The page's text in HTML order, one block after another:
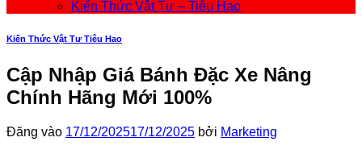
Kiến Thức Vật Tư – Tiêu Hao
Kiến Thức Vật Tư Tiêu Hao
Cập Nhập Giá Bánh Đặc Xe Nâng
Chính Hãng Mới 100%
Đăng vào 17/12/202517/12/2025 bởi Marketing